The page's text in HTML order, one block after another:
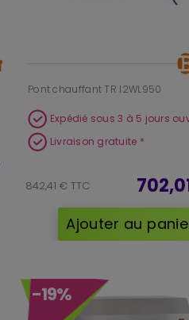
Pont chauffant TR I2WL950
Expédié sous 3 à 5 jours
Livraison gratuite *
842,41 € TTC
Ajouter au
-19%